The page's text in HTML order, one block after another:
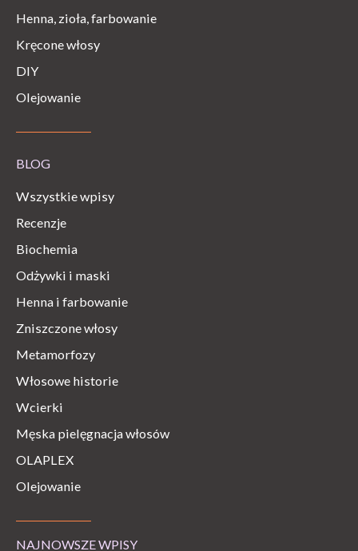
Henna, zioła, farbowanie
Kręcone włosy
DIY
Olejowanie
BLOG
Wszystkie wpisy
Recenzje
Biochemia
Odżywki i maski
Henna i farbowanie
Zniszczone włosy
Metamorfozy
Włosowe historie
Wcierki
Męska pielęgnacja włosów
OLAPLEX
Olejowanie
NAJNOWSZE WPISY